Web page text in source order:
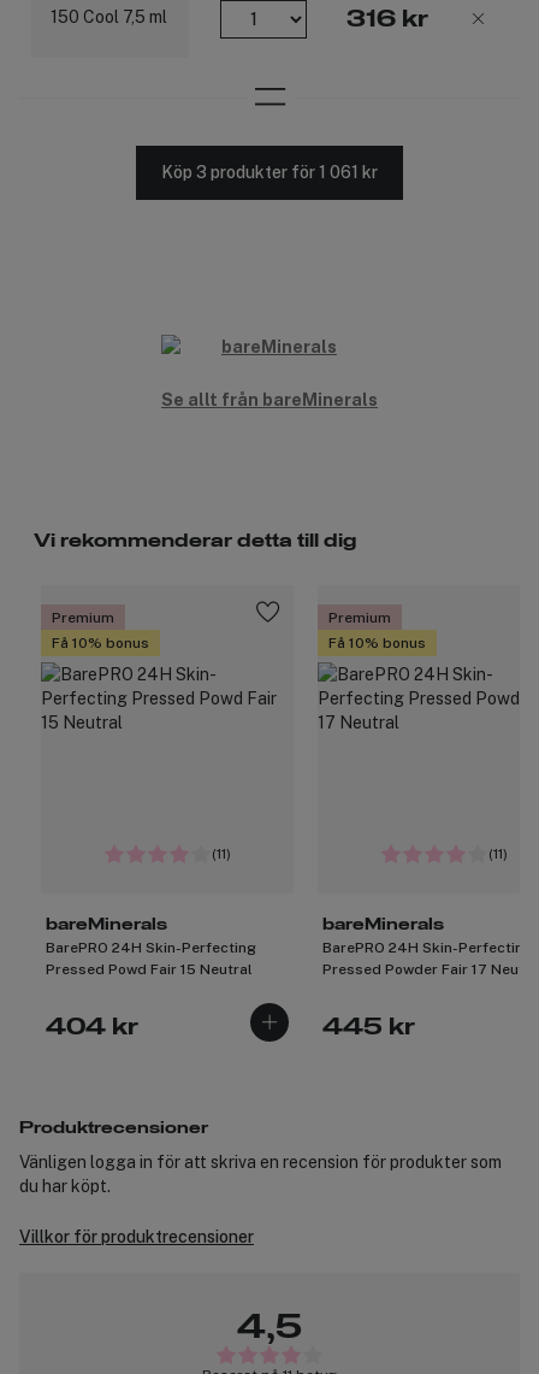
316 kr
Köp 3 produkter för 1 061 kr
Se allt från bareMinerals
Vi rekommenderar detta till dig
Premium
Få 10% bonus
(11)
bareMinerals
BarePRO 24H Skin-Perfecting
Pressed Powd Fair 15 Neutral
404 kr
Premium
Få 10% bonus
(11)
bareMinerals
BarePRO 24H Skin-Perfecting
Pressed Powder Fair 17
445 kr
Produktrecensioner
Vänligen logga in för att skriva en recension för produkter som
du har köpt.
Villkor för produktrecensioner
4,5